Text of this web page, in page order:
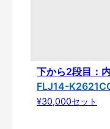
下から2段目：
FLJ14-
¥30,000セット